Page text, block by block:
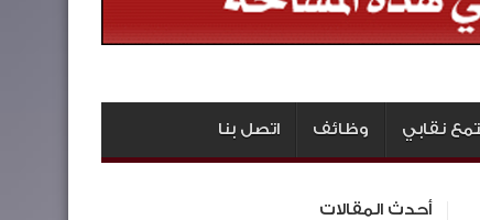
نقابي وظائف اتصل بنا
أحدث المقالات